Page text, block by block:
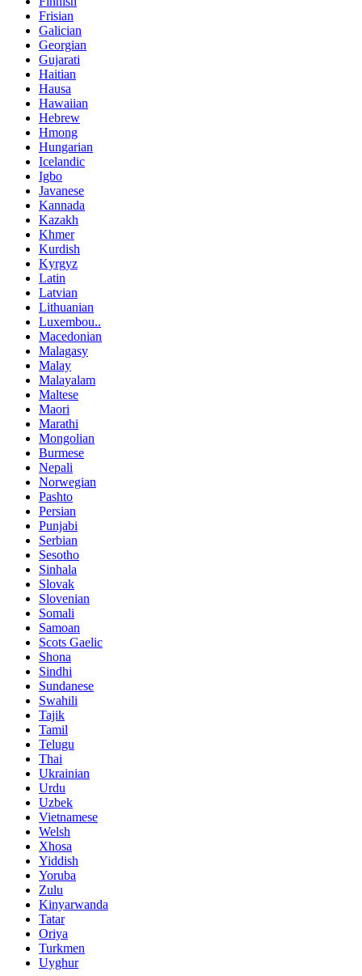
Frisian
Galician
Georgian
Gujarati
Haitian
Hausa
Hawaiian
Hebrew
Hmong
Hungarian
Icelandic
Igbo
Javanese
Kannada
Kazakh
Khmer
Kurdish
Kyrgyz
Latin
Latvian
Lithuanian
Luxembou..
Macedonian
Malagasy
Malay
Malayalam
Maltese
Maori
Marathi
Mongolian
Burmese
Nepali
Norwegian
Pashto
Persian
Punjabi
Serbian
Sesotho
Sinhala
Slovak
Slovenian
Somali
Samoan
Scots Gaelic
Shona
Sindhi
Sundanese
Swahili
Tajik
Tamil
Telugu
Thai
Ukrainian
Urdu
Uzbek
Vietnamese
Welsh
Xhosa
Yiddish
Yoruba
Zulu
Kinyarwanda
Tatar
Oriya
Turkmen
Uyghur